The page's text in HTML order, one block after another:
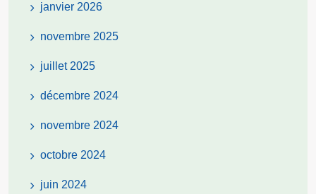
janvier 2026
novembre 2025
juillet 2025
décembre 2024
novembre 2024
octobre 2024
juin 2024